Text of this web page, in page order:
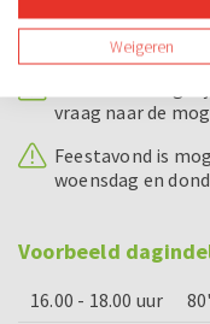
Bijzonderheden
vraag naar de
Feestavond is
woensdag en
Voorbeeld
16.00 - 18.00 uur
Weigeren